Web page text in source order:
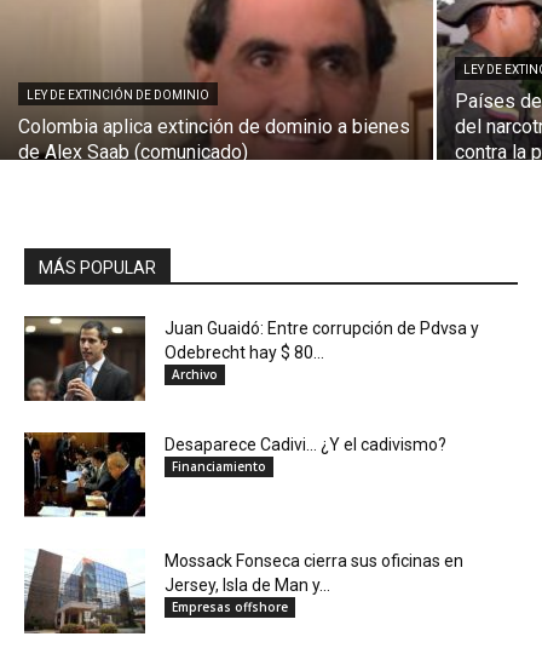
LEY DE EXTINCIÓN DE DOMINIO
Colombia aplica extinción de dominio a bienes
de Alex Saab (comunicado)
LEY DE
Países
del
contra la
MÁS POPULAR
Juan Guaidó: Entre corrupción de Pdvsa y
Odebrecht hay $ 80...
Archivo
Desaparece Cadivi… ¿Y el cadivismo?
Financiamiento
Mossack Fonseca cierra sus oficinas en
Jersey, Isla de Man y...
Empresas offshore